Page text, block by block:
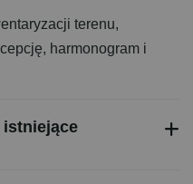
terenu,
harmonogram i
istniejące